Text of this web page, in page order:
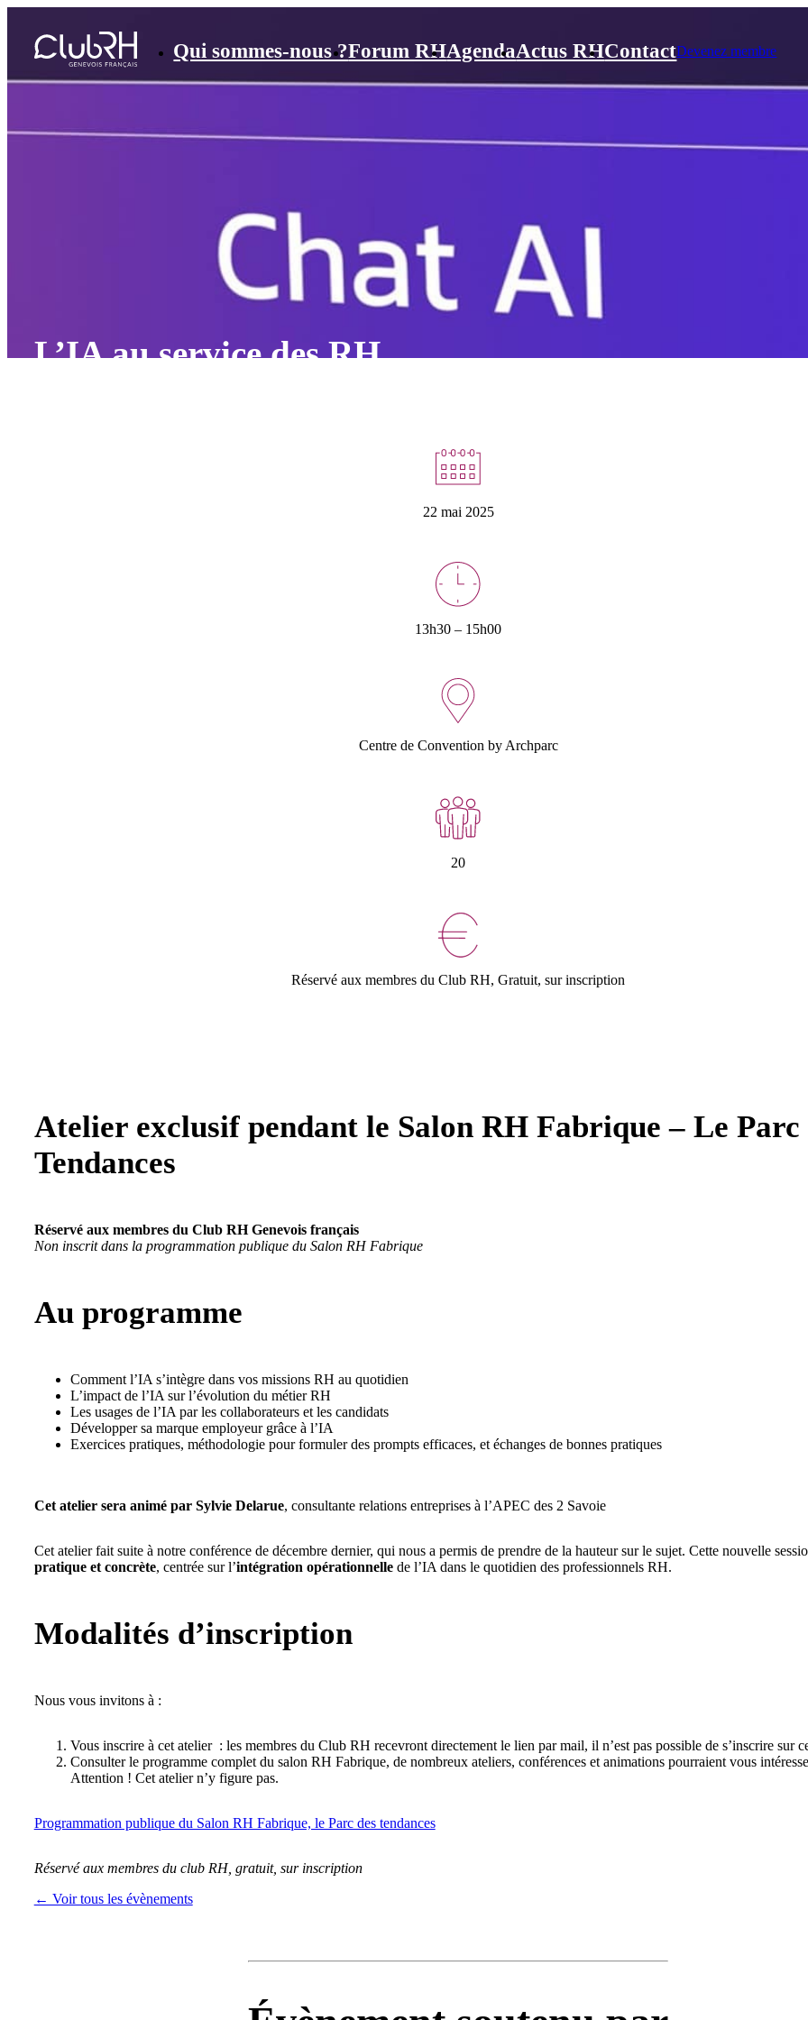
Qui sommes-nous ?Forum RHAgendaActus RHContactDevenez membre
L’IA au service des RH
22 mai 2025
13h30 – 15h00
Centre de Convention by Archparc
20
Réservé aux membres du Club RH, Gratuit, sur inscription
Atelier exclusif pendant le Salon RH Fabrique – Le Parc
Tendances
Réservé aux membres du Club RH Genevois français
Non inscrit dans la programmation publique du Salon RH Fabrique
Au programme
Comment l’IA s’intègre dans vos missions RH au quotidien
L’impact de l’IA sur l’évolution du métier RH
Les usages de l’IA par les collaborateurs et les candidats
Développer sa marque employeur grâce à l’IA
Exercices pratiques, méthodologie pour formuler des prompts efficaces, et échanges de bonnes pratiques
Cet atelier sera animé par Sylvie Delarue, consultante relations entreprises à l’APEC des 2 Savoie
Cet atelier fait suite à notre conférence de décembre dernier, qui nous a permis de prendre de la hauteur sur le sujet. Cette nouvelle
pratique et concrète, centrée sur l’intégration opérationnellede l’IA dans le quotidien des professionnels RH.
Modalités d’inscription
Nous vous invitons à :
Vous inscrire à cet atelier : les membres du Club RH recevront directement le lien par mail, il n’est pas possible de s’inscrire sur
Consulter le programme complet du salon RH Fabrique, de nombreux ateliers, conférences et animations pourraient vous
Attention ! Cet atelier n’y figure pas.
Programmation publique du Salon RH Fabrique, le Parc des tendances
Réservé aux membres du club RH, gratuit, sur inscription
← Voir tous les évènements